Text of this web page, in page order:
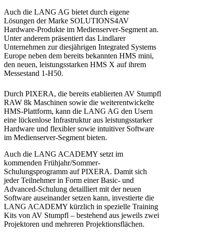
Auch die LANG AG bietet durch eigene
Lösungen der Marke SOLUTIONS4AV
Hardware-Produkte im Medienserver-Segment an.
Unter anderem präsentiert das Lindlarer
Unternehmen zur diesjährigen Integrated Systems
Europe neben dem bereits bekannten HMS mini,
den neuen, leistungsstarken HMS X auf ihrem
Messestand 1-H50.
Durch PIXERA, die bereits etablierten AV Stumpfl
RAW 8k Maschinen sowie die weiterentwickelte
HMS-Plattform, kann die LANG AG den Usern
eine lückenlose Infrastruktur aus leistungsstarker
Hardware und flexibler sowie intuitiver Software
im Medienserver-Segment bieten.
Auch die LANG ACADEMY setzt im
kommenden Frühjahr/Sommer-
Schulungsprogramm auf PIXERA. Damit sich
jeder Teilnehmer in Form einer Basic- und
Advanced-Schulung detailliert mit der neuen
Software auseinander setzen kann, investierte die
LANG ACADEMY kürzlich in spezielle Training
Kits von AV Stumpfl – bestehend aus jeweils zwei
Projektoren und mehreren Projektionsflächen.